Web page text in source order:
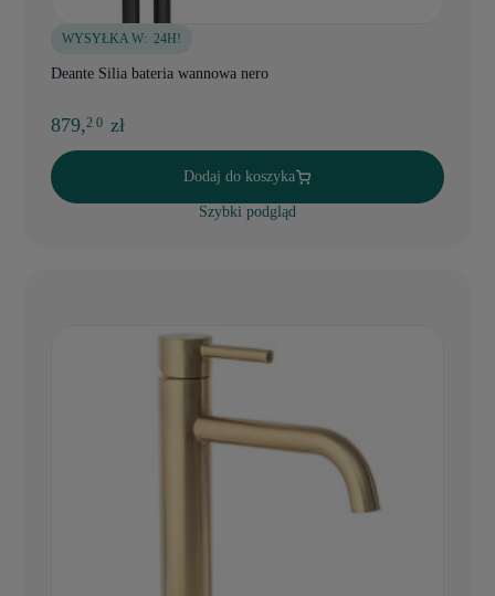
WYSYŁKA W: 24H!
Deante Silia bateria wannowa nero
879,2 0 zł
Dodaj do koszyka
Szybki podgląd